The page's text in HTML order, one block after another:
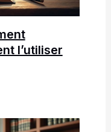
l’utiliser